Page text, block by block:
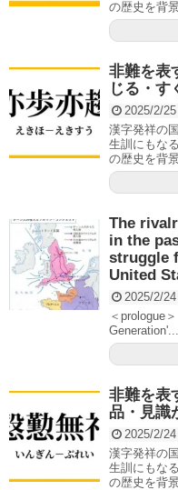
の歴史を背
非難を表
じる・す
2025/2/25
漢字発祥の
生訓にもな
の歴史を背
The
in the
struggle
United
2025/2/24
＜prologue
Generation'...
非難を表
品・見識
2025/2/24
漢字発祥の
生訓にもな
の歴史を背